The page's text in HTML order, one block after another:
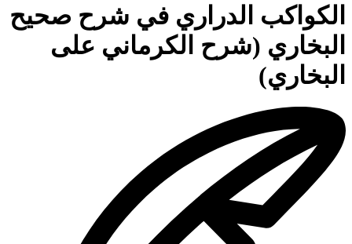
الكواكب الدراري في شرح صحيح
البخاري (شرح الكرماني على
البخاري)